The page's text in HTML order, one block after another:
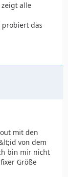
alle
das
mit den
von dem
bin mir nicht
Größe